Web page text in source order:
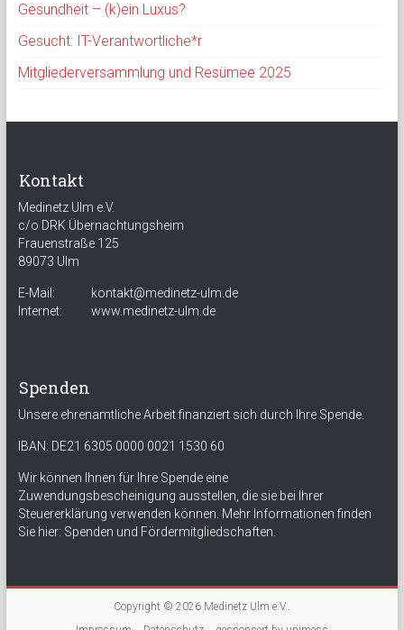
Gesundheit – (k)ein Luxus?
Gesucht: IT-Verantwortliche*r
Mitgliederversammlung und Resümee 2025
Kontakt
Medinetz Ulm e.V.
c/o DRK Übernachtungsheim
Frauenstraße 125
89073 Ulm
E-Mail:
kontakt@medinetz-ulm.de
Internet:
www.medinetz-ulm.de
Spenden
Unsere ehrenamtliche Arbeit finanziert sich durch Ihre Spende.
IBAN: DE21 6305 0000 0021 1530 60
Wir können Ihnen für Ihre Spende eine
Zuwendungsbescheinigung ausstellen, die sie bei Ihrer
Steuererklärung verwenden können. Mehr Informationen finden
Sie hier: Spenden und Fördermitgliedschaften
Copyright © 2026 Medinetz Ulm e.V..